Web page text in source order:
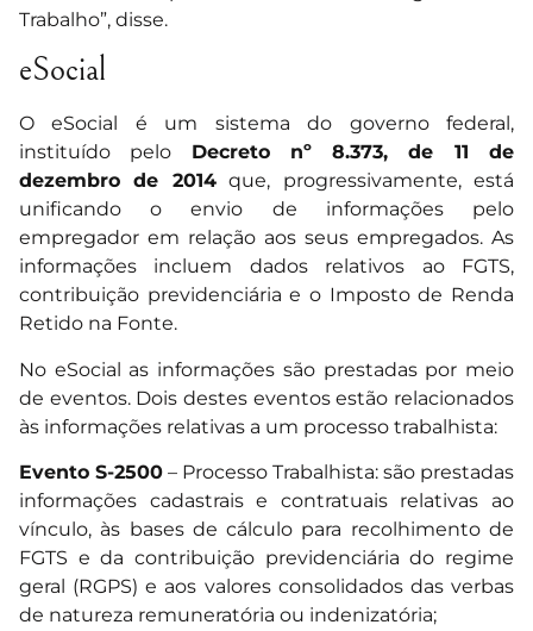
Trabalho”, disse.
eSocial
O eSocial é um sistema do governo federal,
instituído pelo Decreto nº 8.373, de 11 de
dezembro de 2014que, progressivamente, está
unificando o envio de informações pelo
empregador em relação aos seus empregados. As
informações incluem dados relativos ao FGTS,
contribuição previdenciária e o Imposto de Renda
Retido na Fonte.
No eSocial as informações são prestadas por meio
de eventos. Dois destes eventos estão relacionados
às informações relativas a um processo trabalhista:
Evento S-2500 – Processo Trabalhista: são prestadas
informações cadastrais e contratuais relativas ao
vínculo, às bases de cálculo para recolhimento de
FGTS e da contribuição previdenciária do regime
geral (RGPS) e aos valores consolidados das verbas
de natureza remuneratória ou indenizatória;